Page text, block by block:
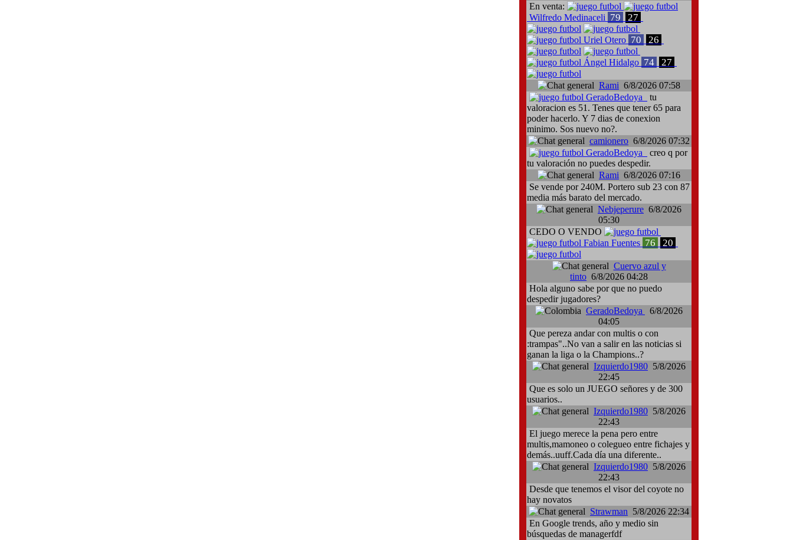
En venta:
Wilfredo Medinaceli 79 27
Uriel Otero 70 26
Ángel Hidalgo 74 27
Rami 6/8/2026 07:58
GeradoBedoya
tu
valoracion es 51. Tenes que tener 65 para
poder hacerlo. Y 7 dias de conexion
minimo. Sos nuevo no?.
camionero 6/8/2026 07:32
GeradoBedoya
creo q por
tu valoración no puedes despedir.
Rami 6/8/2026 07:16
Se vende por 240M. Portero sub 23 con 87
media más barato del mercado.
Nebjeperure 6/8/2026
05:30
CEDO O VENDO
Fabian Fuentes 76 20
Cuervo azul y
tinto 6/8/2026 04:28
Hola alguno sabe por que no puedo
despedir jugadores?
GeradoBedoya
6/8/2026
04:05
Que pereza andar con multis o con
:trampas"..No van a salir en las noticias si
ganan la liga o la Champions..?
Izquierdo1980 5/8/2026
22:45
Que es solo un JUEGO señores y de 300
usuarios..
Izquierdo1980 5/8/2026
22:43
El juego merece la pena pero entre
multis,mamoneo o colegueo entre fichajes y
demás..uuff.Cada día una diferente..
Izquierdo1980 5/8/2026
22:43
Desde que tenemos el visor del coyote no
hay novatos
Strawman 5/8/2026 22:34
En Google trends, año y medio sin
búsquedas de managerfdf